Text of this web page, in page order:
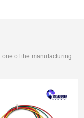
of the manufacturing